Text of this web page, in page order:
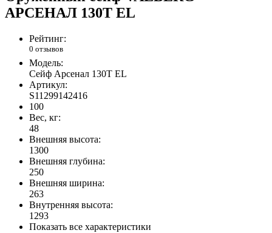
АРСЕНАЛ 130Т EL
Рейтинг:
0 отзывов
Модель:
Сейф Арсенал 130T EL
Артикул:
S11299142416
100
Вес, кг:
48
Внешняя высота:
1300
Внешняя глубина:
250
Внешняя ширина:
263
Внутренняя высота:
1293
Показать все характеристики